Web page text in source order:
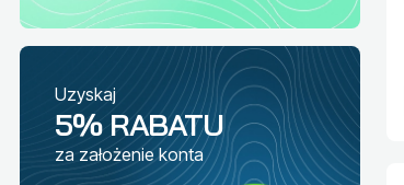
Uzyskaj
5% RABATU
za założenie konta